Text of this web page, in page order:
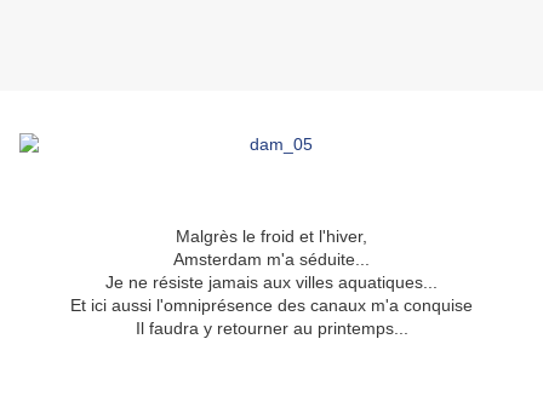
Malgrès le froid et l'hiver,
Amsterdam m'a séduite...
Je ne résiste jamais aux villes aquatiques...
Et ici aussi l'omniprésence des canaux m'a conquise
Il faudra y retourner au printemps...